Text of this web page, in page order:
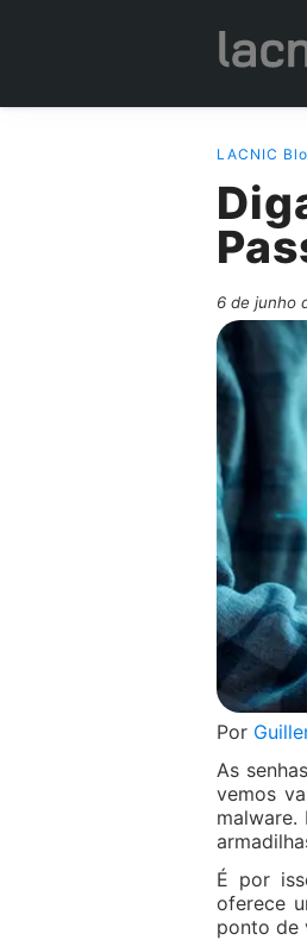
LACNIC
6 de junho
Por
As
vemos
É por
oferece
ponto de